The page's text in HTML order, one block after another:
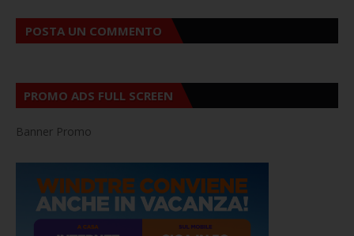
POSTA UN COMMENTO
PROMO ADS FULL SCREEN
Banner Promo